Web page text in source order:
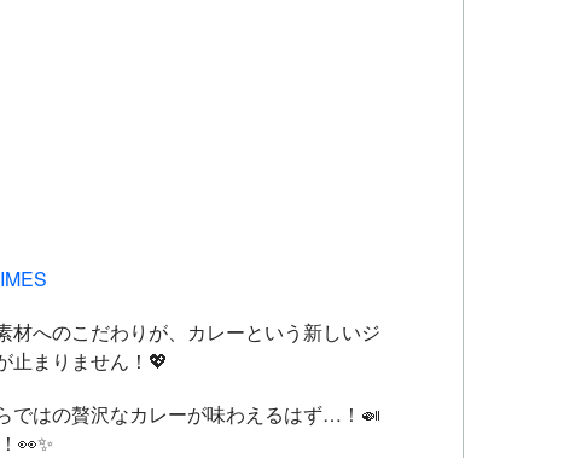
へのこだわりが、カレーという新しいジ
止まりません！💖
ではの贅沢なカレーが味わえるはず…！🍛
👀✨